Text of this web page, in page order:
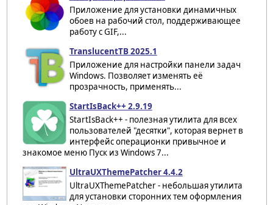
Приложение для установки динамичных
обоев на рабочий стол, поддерживающее
работу с GIF,...
TranslucentTB 2025.1
Приложение для настройки панели задач
Windows. Позволяет изменять её
прозрачность, применять...
StartIsBack++ 2.9.19
StartIsBack++ - полезная утилита для всех
пользователей "десятки", которая вернет в
интерфейс операционки привычное и
знакомое меню Пуск из Windows 7...
UltraUXThemePatcher 4.4.2
UltraUXThemePatcher - небольшая утилита
для установки сторонних тем оформления